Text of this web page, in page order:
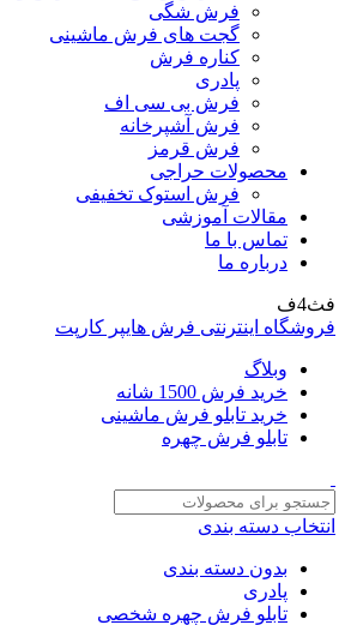
فرش شگی
گجت های فرش ماشینی
کناره فرش
پادری
فرش بی سی اف
فرش آشپرخانه
فرش قرمز
محصولات حراجی
فرش استوک تخفیفی
مقالات آموزشی
تماس با ما
درباره ما
فث4ف
فروشگاه اینترنتی فرش هایپر کارپت
وبلاگ
خرید فرش 1500 شانه
خرید تابلو فرش ماشینی
تابلو فرش چهره
انتخاب دسته بندی
بدون دسته بندی
پادری
تابلو فرش چهره شخصی